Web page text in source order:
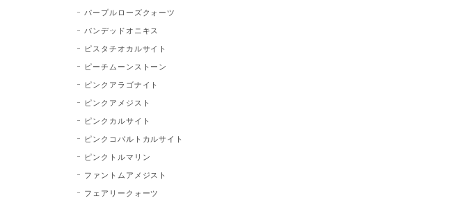
パープルローズクォーツ
バンデッドオニキス
ピスタチオカルサイト
ピーチムーンストーン
ピンクアラゴナイト
ピンクアメジスト
ピンクカルサイト
ピンクコバルトカルサイト
ピンクトルマリン
ファントムアメジスト
フェアリークォーツ